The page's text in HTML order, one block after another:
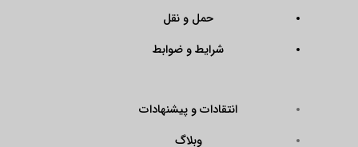
حمل و نقل
شرایط و ضوابط
انتقادات و پیشنهادات
وبلاگ